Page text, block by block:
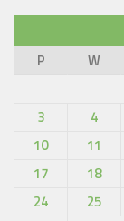
P
W
3
4
10
11
17
18
24
25